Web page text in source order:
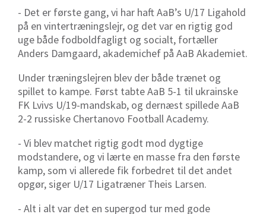
- Det er første gang, vi har haft AaB’s U/17 Ligahold
på en vintertræningslejr, og det var en rigtig god
uge både fodboldfagligt og socialt, fortæller
Anders Damgaard, akademichef på AaB Akademiet.
Under træningslejren blev der både trænet og
spillet to kampe. Først tabte AaB 5-1 til ukrainske
FK Lvivs U/19-mandskab, og dernæst spillede AaB
2-2 russiske Chertanovo Football Academy.
- Vi blev matchet rigtig godt mod dygtige
modstandere, og vi lærte en masse fra den første
kamp, som vi allerede fik forbedret til det andet
opgør, siger U/17 Ligatræner Theis Larsen.
- Alt i alt var det en supergod tur med gode